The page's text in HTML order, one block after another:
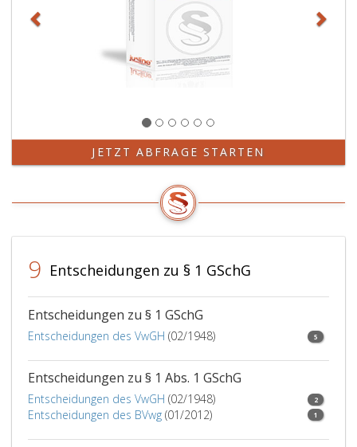
JETZT ABFRAGE STARTEN
9 Entscheidungen zu § 1 GSchG
Entscheidungen zu § 1 GSchG
Entscheidungen des VwGH (02/1948) 5
Entscheidungen zu § 1 Abs. 1 GSchG
Entscheidungen des VwGH (02/1948) 2
Entscheidungen des BVwg (01/2012) 1